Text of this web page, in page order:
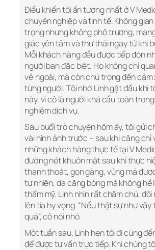
Điều khiến tôi ấn tượng nhất ở V
chuyên nghiệp và tinh tế. Không
trọng nhưng không phô trương,
giác yên tâm và thư thái ngay từ khi
Mỗi khách hàng đều được tiếp đón
người bạn đặc biệt. Họ không chỉ
vẻ ngoài, mà còn chú trọng đến
từng người. Tôi nhớ Linh gật đầu khi
này, vì cô là người khá cầu toàn
nghiệm dịch vụ.
Sau buổi trò chuyện hôm ấy, tôi gửi
vài hình ảnh trước – sau khi căng chỉ
những khách hàng thực tế tại V
đường nét khuôn mặt sau khi thực
thanh thoát, gọn gàng, vùng má
tự nhiên, da căng bóng mà không hề
thẩm mỹ. Linh nhìn rất chăm chú, đôi
lên tia hy vọng. “Nếu thật sự như
quá”, cô nói nhỏ.
Một tuần sau, Linh hẹn tôi đi cùng
để được tư vấn trực tiếp. Khi chúng